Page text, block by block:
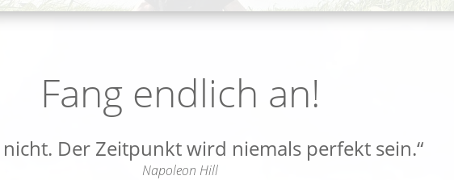
Fang endlich an!
nicht. Der Zeitpunkt wird niemals perfekt sein.“
Napoleon Hill